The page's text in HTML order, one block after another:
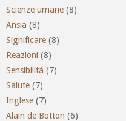
Scienze umane (8)
Ansia (8)
Significare (8)
Reazioni (8)
Sensibilità (7)
Salute (7)
Inglese (7)
Alain de Botton (6)